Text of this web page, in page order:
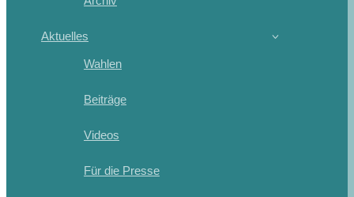
Aktuelles
Wahlen
Beiträge
Videos
Für die Presse